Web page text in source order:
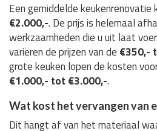
Een gemiddelde keukenrenovatie
€2.000,-. De prijs is helemaal
werkzaamheden die u uit laat
variëren de prijzen van de €350,-
grote keuken lopen de kosten
€1.000,- tot €3.000,-.
Wat kost het vervangen van
Dit hangt af van het materiaal